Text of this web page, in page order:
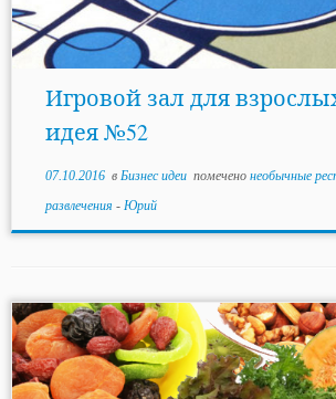
Игровой зал для
идея №52
07.10.2016в Бизнес идеи помечено необычные
развлечения - Юрий